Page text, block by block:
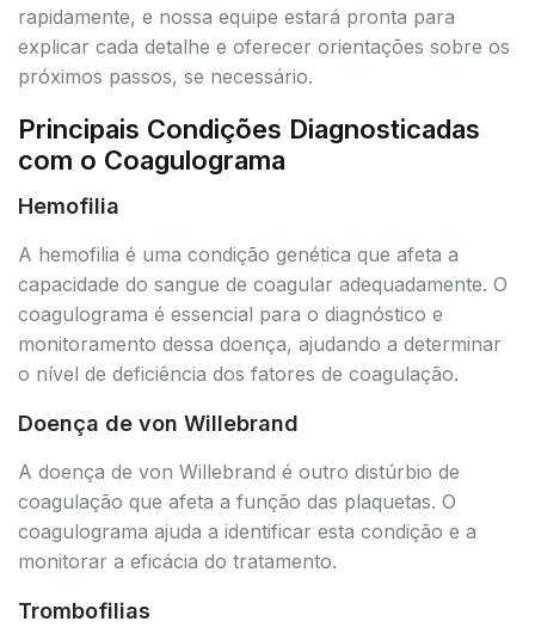
rapidamente, e nossa equipe estará pronta para
explicar cada detalhe e oferecer orientações sobre os
próximos passos, se necessário.
Principais Condições Diagnosticadas
com o Coagulograma
Hemofilia
A hemofilia é uma condição genética que afeta a
capacidade do sangue de coagular adequadamente. O
coagulograma é essencial para o diagnóstico e
monitoramento dessa doença, ajudando a determinar
o nível de deficiência dos fatores de coagulação.
Doença de von Willebrand
A doença de von Willebrand é outro distúrbio de
coagulação que afeta a função das plaquetas. O
coagulograma ajuda a identificar esta condição e a
monitorar a eficácia do tratamento.
Trombofilias